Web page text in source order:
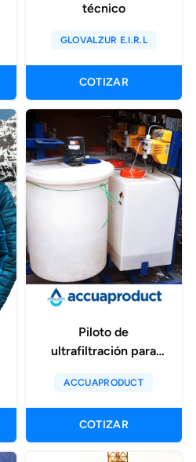
técnico
GLOVALZUR E.I.R.L
COTIZAR
Piloto de
ultrafiltración para
arsénico, sdi de
diversas fuentes de
agua
ACCUAPRODUCT
COTIZAR